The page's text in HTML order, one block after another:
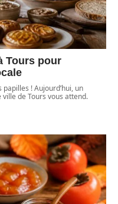
Tours pour
! Aujourd’hui, un
de Tours vous attend.